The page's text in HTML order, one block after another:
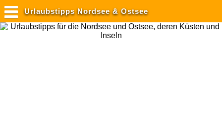
Urlaubstipps Nordsee & Ostsee